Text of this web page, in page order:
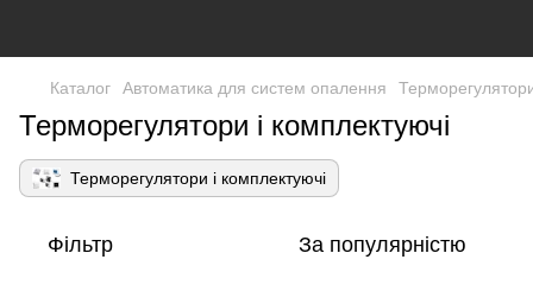
Каталог Автоматика для систем опалення
Терморегулятори і комплектуючі
Терморегулятори і комплектуючі
Фільтр За популярністю